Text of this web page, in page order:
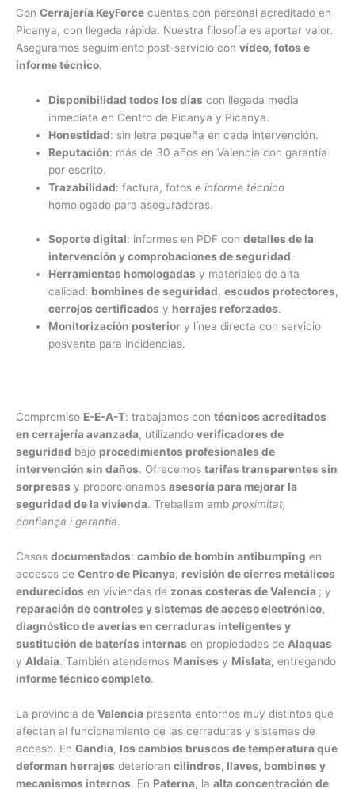
Con Cerrajería KeyForce cuentas con personal acreditado en
Picanya, con llegada rápida. Nuestra filosofía es aportar valor.
Aseguramos seguimiento post-servicio con vídeo, fotos e
informe técnico.
Disponibilidad todos los días con llegada media
inmediata en Centro de Picanya y Picanya.
Honestidad: sin letra pequeña en cada intervención.
Reputación: más de 30 años en Valencia con garantía
por escrito.
Trazabilidad: factura, fotos einforme técnico
homologado para aseguradoras.
Soporte digital: informes en PDF condetalles de la
intervención y comprobaciones de seguridad.
Herramientas homologadas y materiales de alta
calidad: bombines de seguridad,escudos protectores,
cerrojos certificados y herrajes reforzados.
Monitorización posterior y línea directa con servicio
posventa para incidencias.
Compromiso E-E-A-T: trabajamos con técnicos acreditados
en cerrajería avanzada, utilizando verificadores de
seguridad bajo procedimientos profesionales de
intervención sin daños. Ofrecemos tarifas transparentes sin
sorpresas y proporcionamos asesoría para mejorar la
seguridad de la vivienda. Treballem amb proximitat,
confiança i garantia.
Casos documentados: cambio de bombín antibumping en
accesos de Centro de Picanya; revisión de cierres metálicos
endurecidos en viviendas de zonas costeras de Valencia ; y
reparación de controles y sistemas de acceso electrónico,
diagnóstico de averías en cerraduras inteligentes y
sustitución de baterías internas en propiedades de Alaquas
y Aldaia. También atendemos Manises y Mislata, entregando
informe técnico completo.
La provincia de Valencia presenta entornos muy distintos que
afectan al funcionamiento de las cerraduras y sistemas de
acceso. En Gandia, los cambios bruscos de temperatura que
deforman herrajes deterioran cilindros, llaves, bombines y
mecanismos internos. En Paterna, la alta concentración de